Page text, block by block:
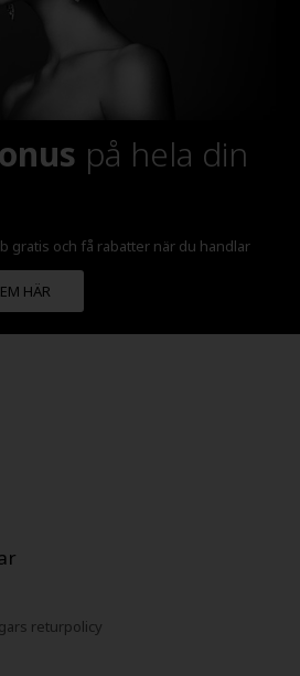
på hela din
gratis och få rabatter när du handlar
HÄR
returpolicy